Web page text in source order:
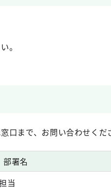
。
まで、お問い合わせくだ
部署名
当